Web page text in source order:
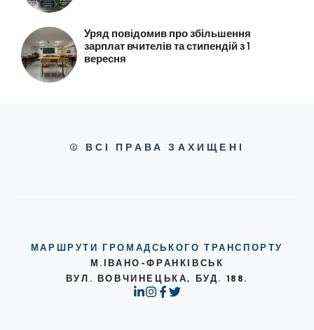
Уряд повідомив про збільшення
зарплат вчителів та стипендій з 1
вересня
© ВСІ ПРАВА ЗАХИЩЕНІ
МАРШРУТИ ГРОМАДСЬКОГО ТРАНСПОРТУ
М.ІВАНО-ФРАНКІВСЬК
ВУЛ. ВОВЧИНЕЦЬКА, БУД. 188.